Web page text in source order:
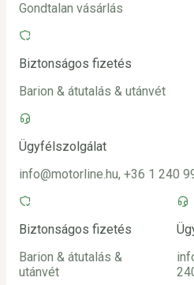
Gondtalan vásárlás
Biztonságos fizetés
Barion & átutalás & utánvét
Ügyfélszolgálat
info@motorline.hu, +36 1 240
Biztonságos fizetés
Barion & átutalás &
utánvét